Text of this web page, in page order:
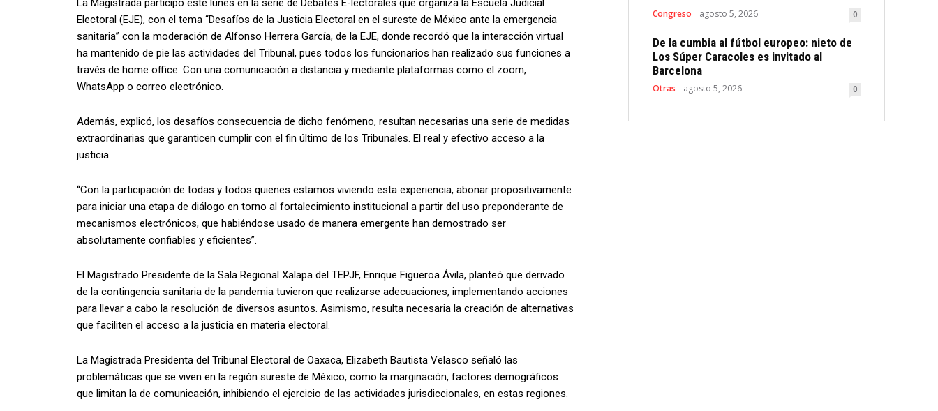
La Magistrada participó este lunes en la serie de Debates E-lectorales que organiza la Escuela Judicial
Electoral (EJE), con el tema “Desafíos de la Justicia Electoral en el sureste de México ante la emergencia
sanitaria” con la moderación de Alfonso Herrera García, de la EJE, donde recordó que la interacción virtual
ha mantenido de pie las actividades del Tribunal, pues todos los funcionarios han realizado sus funciones a
través de home office. Con una comunicación a distancia y mediante plataformas como el zoom,
WhatsApp o correo electrónico.
Además, explicó, los desafíos consecuencia de dicho fenómeno, resultan necesarias una serie de medidas
extraordinarias que garanticen cumplir con el fin último de los Tribunales. El real y efectivo acceso a la
justicia.
“Con la participación de todas y todos quienes estamos viviendo esta experiencia, abonar propositivamente
para iniciar una etapa de diálogo en torno al fortalecimiento institucional a partir del uso preponderante de
mecanismos electrónicos, que habiéndose usado de manera emergente han demostrado ser
absolutamente confiables y eficientes”.
El Magistrado Presidente de la Sala Regional Xalapa del TEPJF, Enrique Figueroa Ávila, planteó que derivado
de la contingencia sanitaria de la pandemia tuvieron que realizarse adecuaciones, implementando acciones
para llevar a cabo la resolución de diversos asuntos. Asimismo, resulta necesaria la creación de alternativas
que faciliten el acceso a la justicia en materia electoral.
La Magistrada Presidenta del Tribunal Electoral de Oaxaca, Elizabeth Bautista Velasco señaló las
problemáticas que se viven en la región sureste de México, como la marginación, factores demográficos
que limitan la de comunicación, inhibiendo el ejercicio de las actividades jurisdiccionales, en estas regiones.
Congreso agosto 5, 2026 0
De la cumbia al fútbol europeo: nieto de
Los Súper Caracoles es invitado al
Barcelona
Otras agosto 5, 2026 0